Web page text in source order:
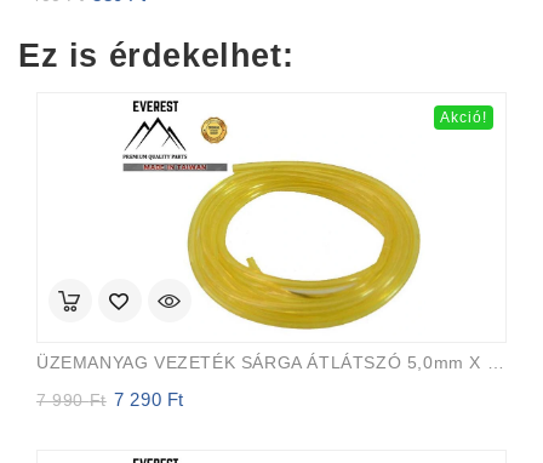
400 Ft.
380 Ft.
Ez is érdekelhet:
Akció!
7 990Ft Original
7 290 Ft